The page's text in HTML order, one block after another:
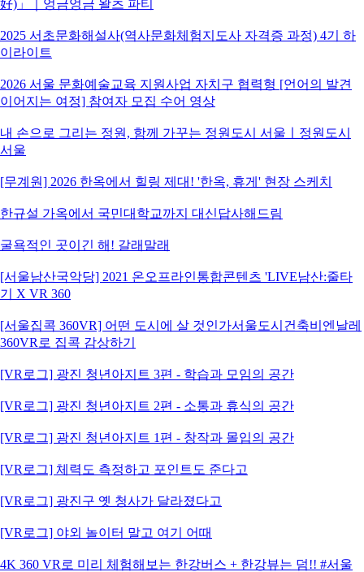
好)」｜엉금엉금 왈츠 파티
2025 서초문화해설사(역사문화체험지도사 자격증 과정) 4기 하
이라이트
2026 서울 문화예술교육 지원사업 자치구 협력형 [언어의 발견
이어지는 여정] 참여자 모집 수어 영상
내 손으로 그리는 정원, 함께 가꾸는 정원도시 서울ㅣ정원도시
서울
[무계원] 2026 한옥에서 힐링 제대! '한옥, 휴게' 현장 스케치
한규설 가옥에서 국민대학교까지 대신답사해드림
굴욕적인 곳이긴 해! 갈래말래
[서울남산국악당] 2021 온오프라인통합콘텐츠 'LIVE남산:줄타
기 X VR 360
[서울집콕 360VR] 어떤 도시에 살 것인가서울도시건축비엔날레
360VR로 집콕 감상하기
[VR로그] 광진 청년아지트 3편 - 학습과 모임의 공간
[VR로그] 광진 청년아지트 2편 - 소통과 휴식의 공간
[VR로그] 광진 청년아지트 1편 - 창작과 몰입의 공간
[VR로그] 체력도 측정하고 포인트도 준다고
[VR로그] 광진구 옛 청사가 달라졌다고
[VR로그] 야외 놀이터 말고 여기 어때
4K 360 VR로 미리 체험해보는 한강버스 + 한강뷰는 덤!! #서울